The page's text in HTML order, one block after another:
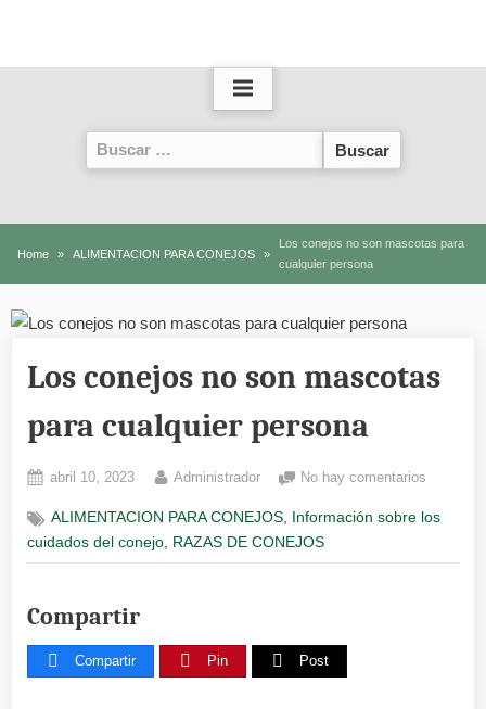
Buscar:
Home ALIMENTACION PARA CONEJOS
Los conejos no son mascotas para
cualquier persona
Los conejos no son mascotas
para cualquier persona
Posted
abril 10, 2023 By
Administrador No hay comentarios
conejos
son
ALIMENTACION PARA CONEJOS,
Información sobre los
cuidados del conejo
RAZAS DE CONEJOS
Compartir
Compartir Pin Post